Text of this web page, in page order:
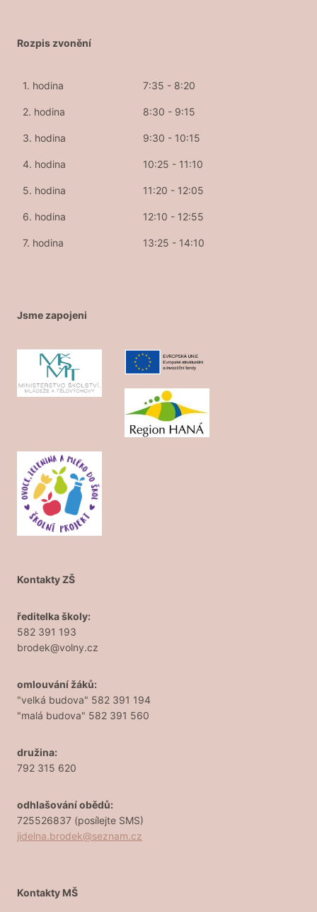
Rozpis zvonění
1. hodina 7:35 - 8:20
2. hodina 8:30 - 9:15
3. hodina 9:30 - 10:15
4. hodina 10:25 - 11:10
5. hodina 11:20 - 12:05
6. hodina 12:10 - 12:55
7. hodina 13:25 - 14:10
Jsme zapojeni
Kontakty ZŠ
ředitelka školy:
582 391 193
brodek@volny.cz
omlouvání žáků:
"velká budova" 582 391 194
"malá budova" 582 391 560
družina:
792 315 620
odhlašování obědů:
725526837 (posílejte SMS)
jidelna.brodek@seznam.cz
Kontakty MŠ